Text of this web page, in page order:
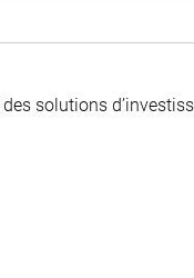
solutions